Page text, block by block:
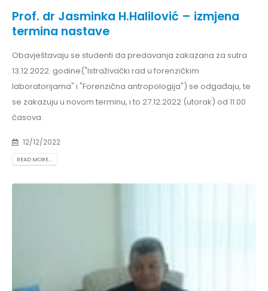
Prof. dr Jasminka H.Halilović – izmjena
termina nastave
Obavještavaju se studenti da predavanja zakazana za sutra
13.12.2022. godine("Istraživački rad u forenzičkim
laboratorijama" i "Forenzična antropologija") se odgađaju, te
se zakazuju u novom terminu, i to 27.12.2022 (utorak) od 11:00
časova.
12/12/2022
READ MORE...